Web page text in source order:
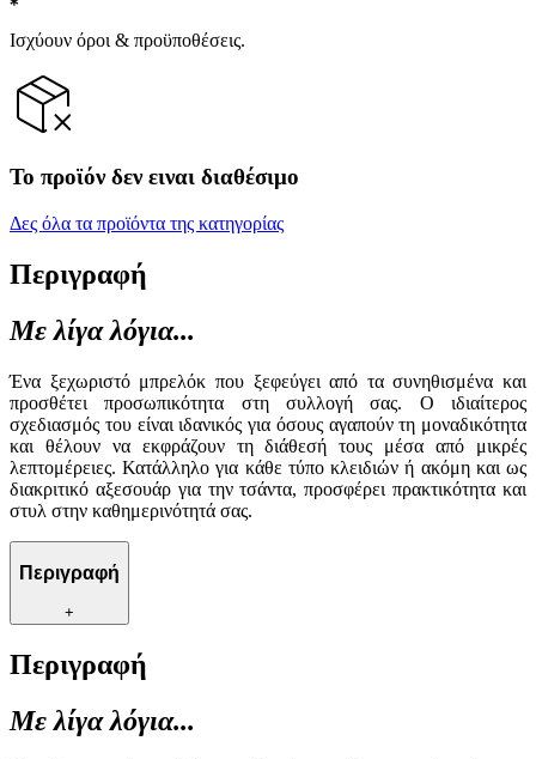
Ισχύουν όροι & προϋποθέσεις.
Το προϊόν δεν ειναι διαθέσιμο
Δες όλα τα προϊόντα της κατηγορίας
Περιγραφή
Με λίγα λόγια...
Ένα ξεχωριστό μπρελόκ που ξεφεύγει από τα συνηθισμένα και
προσθέτει προσωπικότητα στη συλλογή σας. Ο ιδιαίτερος
σχεδιασμός του είναι ιδανικός για όσους αγαπούν τη μοναδικότητα
και θέλουν να εκφράζουν τη διάθεσή τους μέσα από μικρές
λεπτομέρειες. Κατάλληλο για κάθε τύπο κλειδιών ή ακόμη και ως
διακριτικό αξεσουάρ για την τσάντα, προσφέρει πρακτικότητα και
στυλ στην καθημερινότητά σας.
Περιγραφή
+
Περιγραφή
Με λίγα λόγια...